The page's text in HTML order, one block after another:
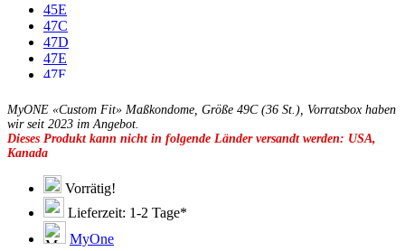
45E
47C
47D
47E
47F
49E
49F
49G
51C
51D
51E
51F
51G
51H
MyONE «Custom Fit» Maßkondome, Größe 49C (36 St.), Vorratsbox haben
wir seit 2023 im Angebot.
Dieses Produkt kann nicht in folgende Länder versandt werden: USA,
Kanada
Vorrätig!
Lieferzeit: 1-2 Tage*
MyOne